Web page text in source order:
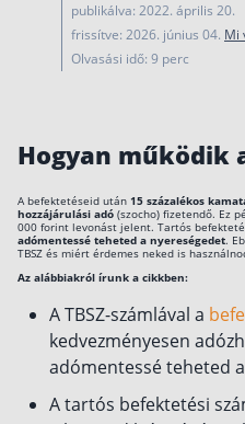
Nyugdíjbiztosítás
Önkéntes
KATA
Életbiztosítások
publikálva: 2022. április 20.
frissítve: 2026. június 04. Mi
Olvasási idő: 9 perc
Hogyan működik
A befektetéseid után 15 százalékos
hozzájárulási adó (szocho) fizetendő. Ez
000 forint levonást jelent. Tartós
adómentessé teheted a nyereségedet.
TBSZ és miért érdemes neked is
Az alábbiakról írunk a cikkben:
A TBSZ-számlával a
kedvezményesen
adómentessé teheted
A tartós befektetési